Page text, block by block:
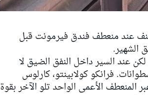
عند منعطف فندق فيرمونت قبل
الشهير.
عند السير داخل النفق الضيق لا
فرانكو كولابينتو، كارلوس
المنعطف الأعمى الواحد تلو الآخر بقوة